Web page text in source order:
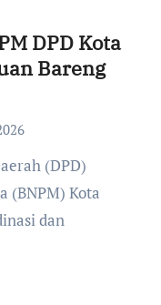
DPD Kota
Bareng
(BNPM) Kota
dan